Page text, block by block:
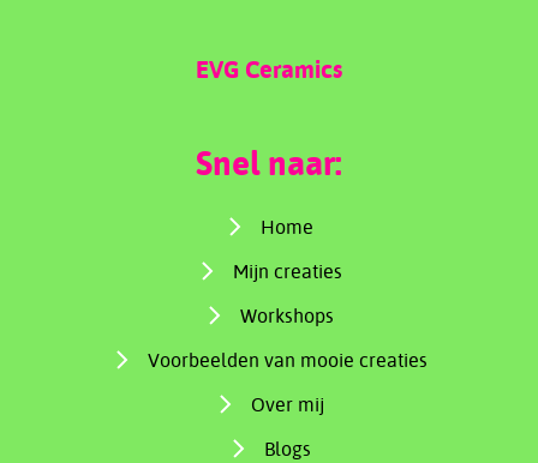
EVG Ceramics
Snel naar:
Home
Mijn creaties
Workshops
Voorbeelden van mooie creaties
Over mij
Blogs